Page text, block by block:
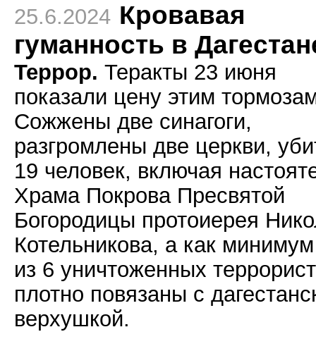
25.6.2024 Кровавая
гуманность в
Террор. Теракты 23 июня
показали цену этим
Сожжены две синагоги,
разгромлены две церкви,
19 человек, включая
Храма Покрова Пресвятой
Богородицы протоиерея
Котельникова, а как
из 6 уничтоженных
плотно повязаны с
верхушкой.